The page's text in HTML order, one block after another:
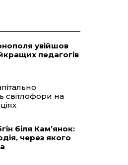
увійшов
педагогів
світлофори на
біля Кам’янок:
через якого